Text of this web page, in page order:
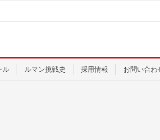
ル ルマン挑戦史 採用情報 お問い合わ